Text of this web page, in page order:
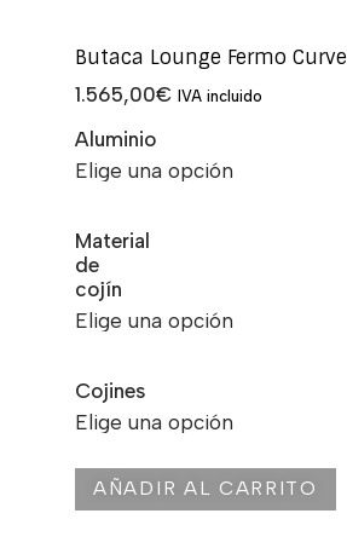
Butaca Lounge Fermo Curve
1.565,00€ IVA incluido
Aluminio
Material
de
cojín
Cojines
AÑADIR AL CARRITO